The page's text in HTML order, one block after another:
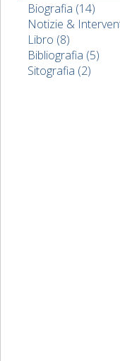
Biografia (14)
Notizie &
Libro (8)
Bibliografia (5)
Sitografia (2)